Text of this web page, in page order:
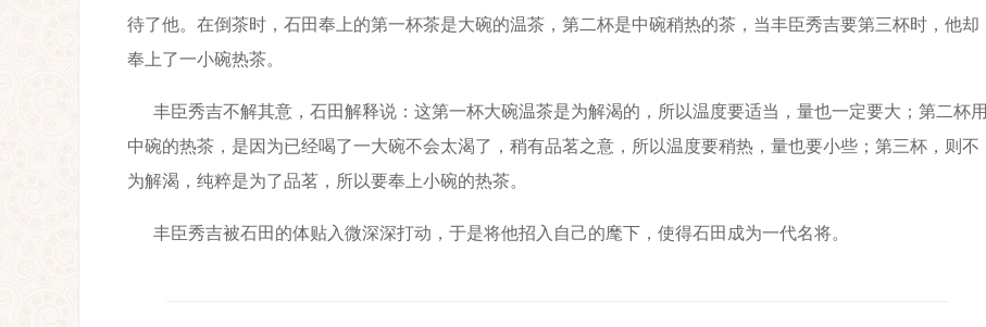
待了他。在倒茶时，石田奉上的第一杯茶是大碗的温茶，第二杯是中碗稍热的茶，当丰臣秀吉要第三杯时，他却
奉上了一小碗热茶。
丰臣秀吉不解其意，石田解释说：这第一杯大碗温茶是为解渴的，所以温度要适当，量也一定要大；第二杯用
中碗的热茶，是因为已经喝了一大碗不会太渴了，稍有品茗之意，所以温度要稍热，量也要小些；第三杯，则不
为解渴，纯粹是为了品茗，所以要奉上小碗的热茶。
丰臣秀吉被石田的体贴入微深深打动，于是将他招入自己的麾下，使得石田成为一代名将。